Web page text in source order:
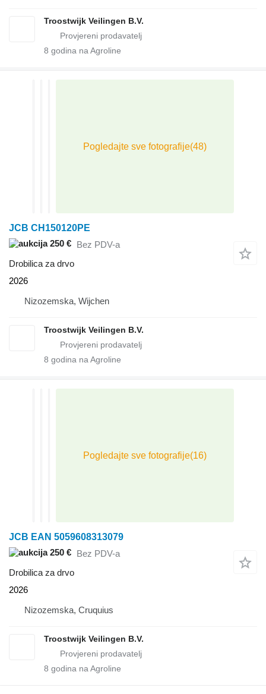
Troostwijk Veilingen B.V.
8 godina na Agroline
JCB CH150120PE
250 € Bez PDV-a
Drobilica za drvo
2026
Nizozemska, Wijchen
Troostwijk Veilingen B.V.
8 godina na Agroline
JCB EAN 5059608313079
250 € Bez PDV-a
Drobilica za drvo
2026
Nizozemska, Cruquius
Troostwijk Veilingen B.V.
8 godina na Agroline